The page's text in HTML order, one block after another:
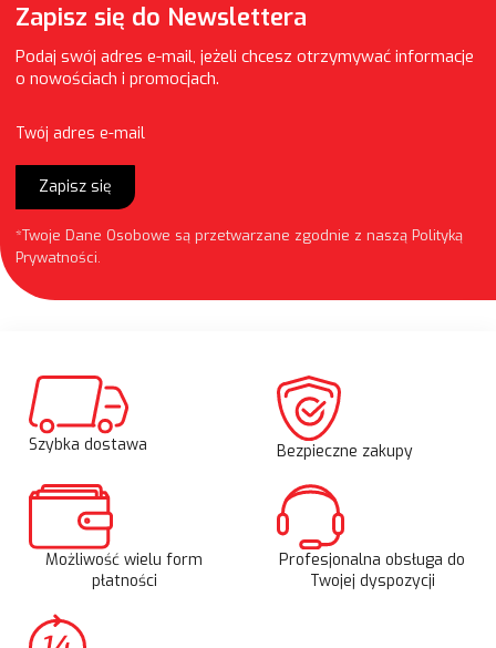
Zapisz się do Newslettera
Podaj swój adres e-mail, jeżeli chcesz otrzymywać informacje
o nowościach i promocjach.
Twój adres e-mail
Zapisz się
*Twoje Dane Osobowe są przetwarzane zgodnie z naszą Polityką
Prywatności.
Szybka dostawa Bezpieczne zakupy
Możliwość wielu form
płatności
Profesjonalna obsługa do
Twojej dyspozycji